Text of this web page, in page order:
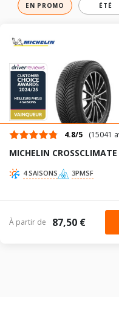
EN PROMO ÉTÉ
4.8/5 (15041
MICHELIN
4 SAISONS 3PMSF
À partir de 87,50 €